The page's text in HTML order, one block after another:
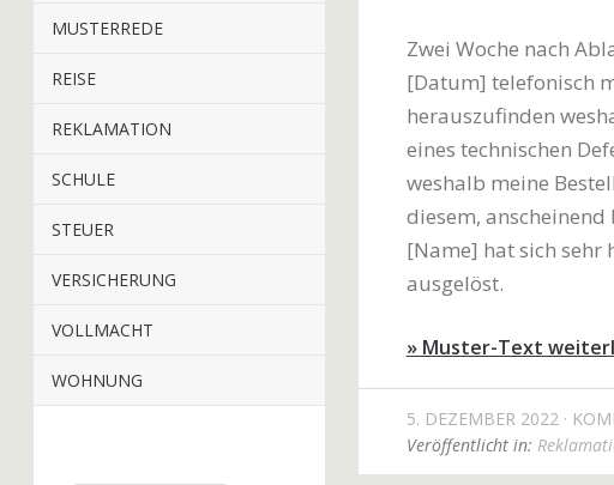
MUSTERREDE
REISE
REKLAMATION
SCHULE
STEUER
VERSICHERUNG
VOLLMACHT
WOHNUNG
Zwei Woche nach
[Datum] telefonisch
herauszufinden
eines technischen
weshalb meine
diesem,
[Name] hat sich
ausgelöst.
» Muster-Text
5. DEZEMBER 2022
Veröffentlicht in: